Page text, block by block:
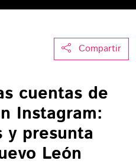
Compartir
cuentas de
Instagram:
y presunta
León